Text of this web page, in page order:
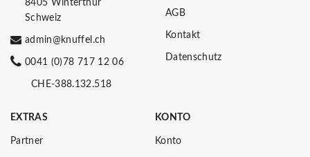
8405 Winterthur
Schweiz
admin@knuffel.ch
0041 (0)78 717 12 06
CHE-388.132.518
AGB
Kontakt
Datenschutz
EXTRAS
Partner
KONTO
Konto